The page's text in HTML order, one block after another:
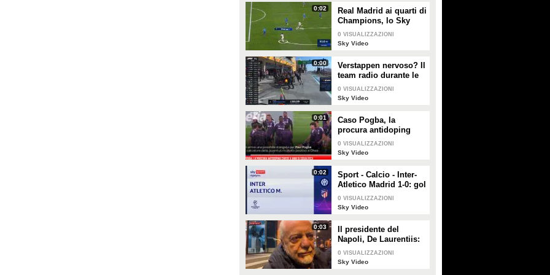
0:02
Real Madrid ai quarti di
Champions, lo Sky
Tech del gol di
Vinicius al Lipsia
0 VISUALIZZAZIONI
Sky Video
0:00
Verstappen nervoso? Il
team radio durante le
Libere 1 in Bahrain
0 VISUALIZZAZIONI
Sky Video
0:01
Caso Pogba, la
procura antidoping
aveva chiesto 4 anni di
squalifica
0 VISUALIZZAZIONI
Sky Video
0:02
Sport - Calcio - Inter-
Atletico Madrid 1-0: gol
e highlights
0 VISUALIZZAZIONI
Sky Video
0:03
Il presidente del
Napoli, De Laurentiis:
"Esonerato Mazzarri,
che resta un amico.
0 VISUALIZZAZIONI
Sky Video
PLAY
79• di Sky Video